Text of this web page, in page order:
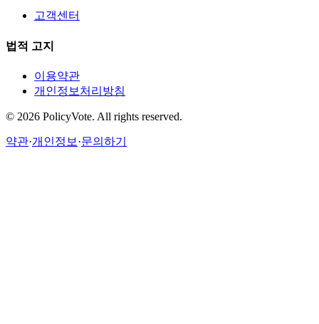
고객센터
법적 고지
이용약관
개인정보처리방침
© 2026 PolicyVote. All rights reserved.
약관·개인정보 ·문의하기